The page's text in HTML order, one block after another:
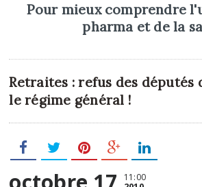
Pour mieux comprendre
pharma et de la
Retraites : refus des députés
le régime général !
11:00